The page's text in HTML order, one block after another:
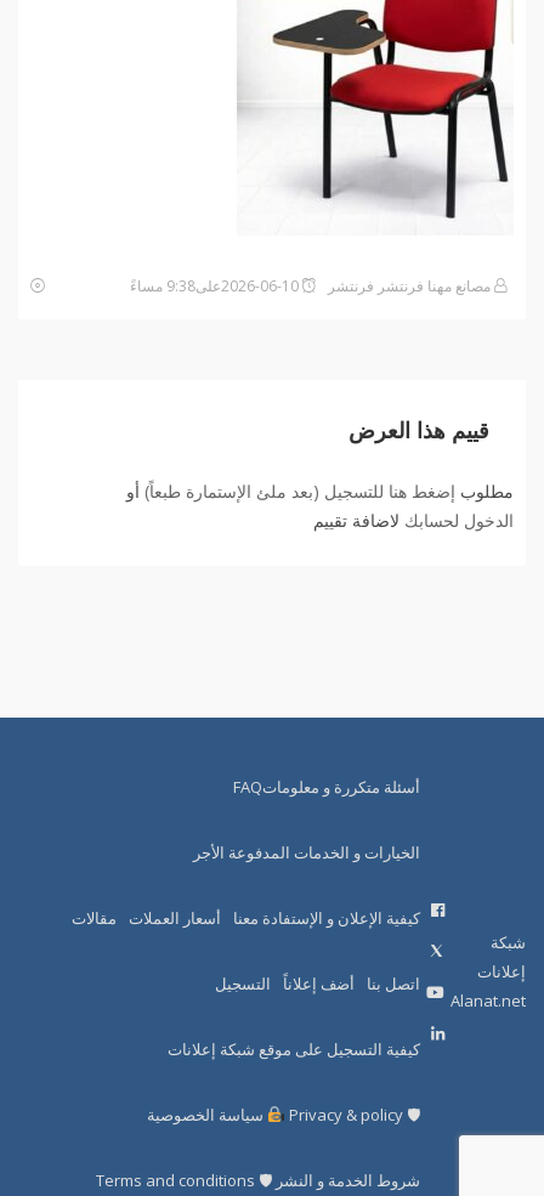
مصانع مهنا فرنتشر فرنتشر
قييم هذا العرض
مطلوب إضغط هنا للتسجيل (بعد ملئ الإستمارة طبعاً) أو
الدخول لحسابك لاضافة تقييم
شبكة
إعلانات
Alanat.net
أسئلة متكررة و معلوماتFAQ
الخيارات و الخدمات المدفوعة الأجر
كيفية الإعلان و الإستفادة معنا أسعار العملات مقالات
اتصل بنا أضف إعلاناً التسجيل
كيفية التسجيل على موقع شبكة إعلانات
🛡 Privacy & policy سياسة الخصوصية
شروط الخدمة و النشر 🛡 Terms and conditions